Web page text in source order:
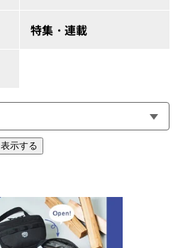
特集・連載
表示する